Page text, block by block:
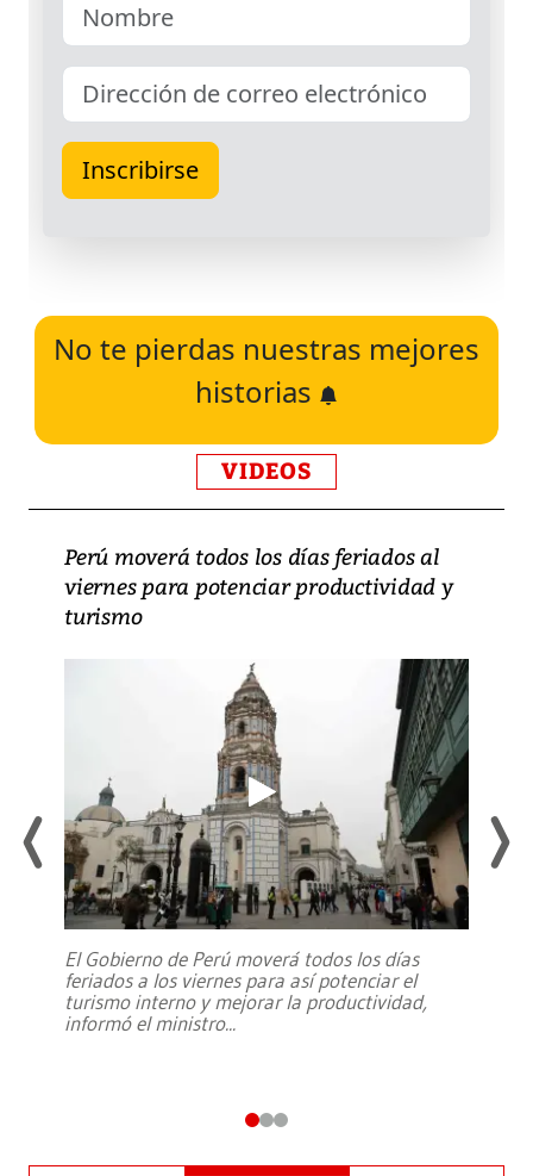
No te pierdas nuestras mejores
historias
VIDEOS
Perú moverá todos los días feriados al
viernes para potenciar productividad y
turismo
El Gobierno de Perú moverá todos los días
feriados a los viernes para así potenciar el
turismo interno y mejorar la productividad,
informó el ministro...